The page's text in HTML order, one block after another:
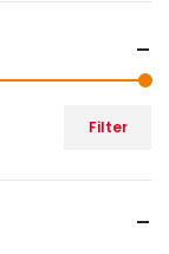
Filter